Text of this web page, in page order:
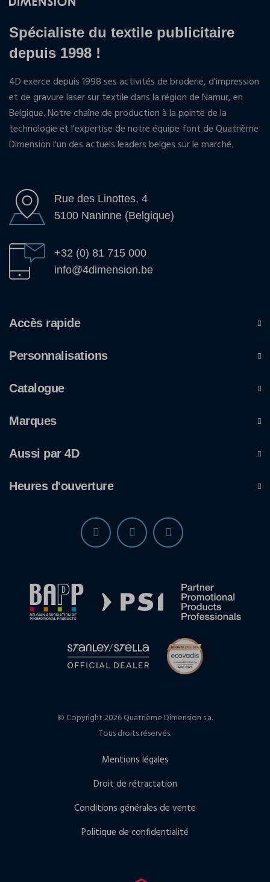
Spécialiste du textile publicitaire
depuis 1998 !
4D exerce depuis 1998 ses activités de broderie, d'impression
et de gravure laser sur textile dans la région de Namur, en
Belgique. Notre chaîne de production à la pointe de la
technologie et l'expertise de notre équipe font de Quatrième
Dimension l'un des actuels leaders belges sur le marché.
Rue des Linottes, 4
5100 Naninne (Belgique)
+32 (0) 81 715 000
info@4dimension.be
Accès rapide
Personnalisations
Catalogue
Marques
Aussi par 4D
Heures d'ouverture
© Copyright 2026 Quatrième Dimension s.a.
Tous droits réservés.
Mentions légales
Droit de rétractation
Conditions générales de vente
Politique de confidentialité